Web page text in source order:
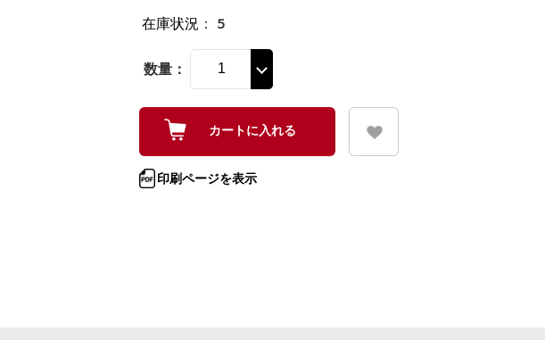
在庫状況 ： 5
数量：
印刷ページを表示